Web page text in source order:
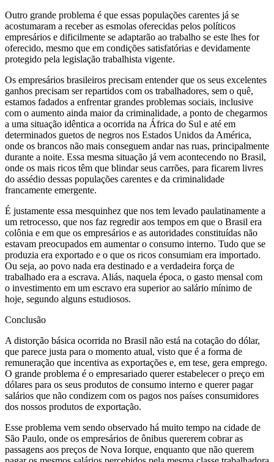
Outro grande problema é que essas populações carentes já se
acostumaram a receber as esmolas oferecidas pelos políticos
empresários e dificilmente se adaptarão ao trabalho se este lhes for
oferecido, mesmo que em condições satisfatórias e devidamente
protegido pela legislação trabalhista vigente.
Os empresários brasileiros precisam entender que os seus excelentes
ganhos precisam ser repartidos com os trabalhadores, sem o quê,
estamos fadados a enfrentar grandes problemas sociais, inclusive
com o aumento ainda maior da criminalidade, a ponto de chegarmos
a uma situação idêntica a ocorrida na África do Sul e até em
determinados guetos de negros nos Estados Unidos da América,
onde os brancos não mais conseguem andar nas ruas, principalmente
durante a noite. Essa mesma situação já vem acontecendo no Brasil,
onde os mais ricos têm que blindar seus carrões, para ficarem livres
do assédio dessas populações carentes e da criminalidade
francamente emergente.
É justamente essa mesquinhez que nos tem levado paulatinamente a
um retrocesso, que nos faz regredir aos tempos em que o Brasil era
colônia e em que os empresários e as autoridades constituídas não
estavam preocupados em aumentar o consumo interno. Tudo que se
produzia era exportado e o que os ricos consumiam era importado.
Ou seja, ao povo nada era destinado e a verdadeira força de
trabalhado era a escrava. Aliás, naquela época, o gasto mensal com
o investimento em um escravo era superior ao salário mínimo de
hoje, segundo alguns estudiosos.
Conclusão
A distorção básica ocorrida no Brasil não está na cotação do dólar,
que parece justa para o momento atual, visto que é a forma de
remuneração que incentiva as exportações e, em tese, gera emprego.
O grande problema é o empresariado querer estabelecer o preço em
dólares para os seus produtos de consumo interno e querer pagar
salários que não condizem com os pagos nos países consumidores
dos nossos produtos de exportação.
Esse problema vem sendo observado há muito tempo na cidade de
São Paulo, onde os empresários de ônibus quererem cobrar as
passagens aos preços de Nova Iorque, enquanto que não querem